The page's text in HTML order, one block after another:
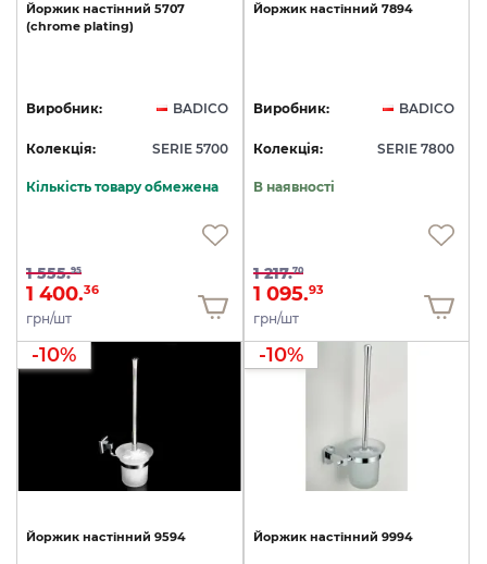
Йоржик настінний 5707
(chrome plating)
Виробник: BADICO
Колекція: SERIE 5700
Кількість товару обмежена
1 555.95
1 400.36
грн/шт
Йоржик настінний 7894
Виробник: BADICO
Колекція: SERIE 7800
В наявності
1 217.70
1 095.93
грн/шт
-10%
Йоржик настінний 9594
-10%
Йоржик настінний 9994